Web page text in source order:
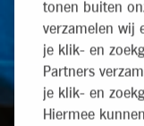
tonen buiten
verzamelen wij
je klik- en
Partners
je klik- en
Hiermee